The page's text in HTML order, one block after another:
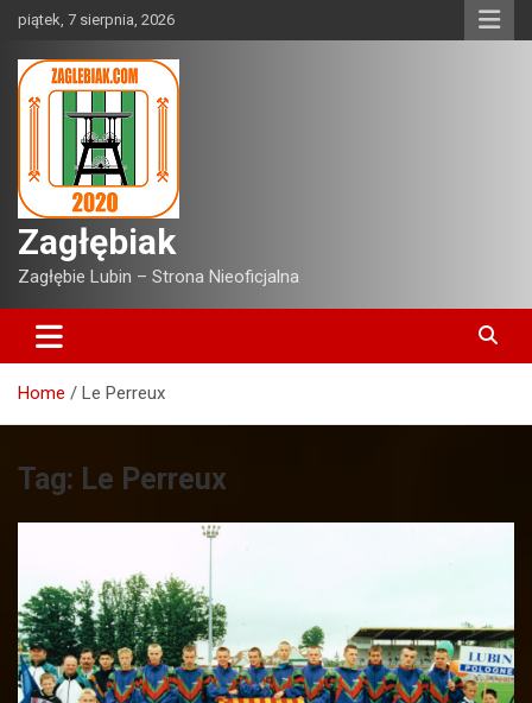
Skip
content
piątek, 7 sierpnia, 2026
Zagłębiak
Zagłębie Lubin – Strona Nieoficjalna
Home Le Perreux
Tag: Le Perreux